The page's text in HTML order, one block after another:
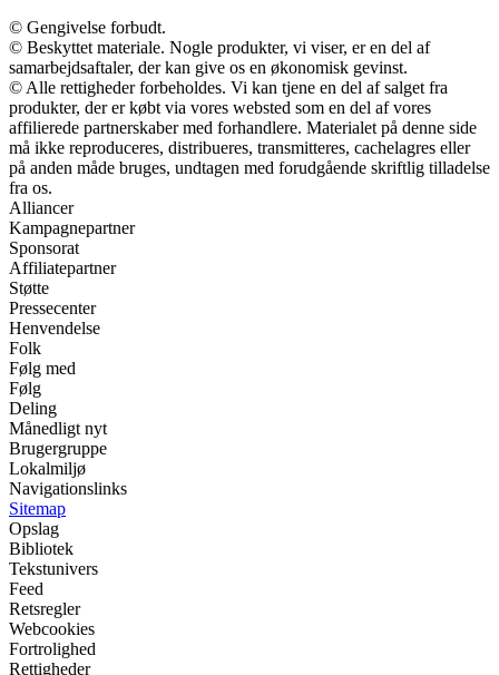
© Gengivelse forbudt.
© Beskyttet materiale. Nogle produkter, vi viser, er en del af
samarbejdsaftaler, der kan give os en økonomisk gevinst.
© Alle rettigheder forbeholdes. Vi kan tjene en del af salget fra
produkter, der er købt via vores websted som en del af vores
affilierede partnerskaber med forhandlere. Materialet på denne side
må ikke reproduceres, distribueres, transmitteres, cachelagres eller
på anden måde bruges, undtagen med forudgående skriftlig tilladelse
fra os.
Alliancer
Kampagnepartner
Sponsorat
Affiliatepartner
Støtte
Pressecenter
Henvendelse
Folk
Følg med
Følg
Deling
Månedligt nyt
Brugergruppe
Lokalmiljø
Navigationslinks
Sitemap
Opslag
Bibliotek
Tekstunivers
Feed
Retsregler
Webcookies
Fortrolighed
Rettigheder